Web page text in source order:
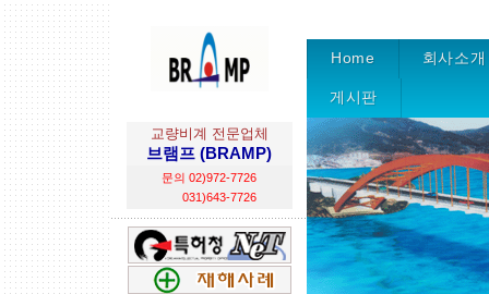
Home 회사소개
게시판
교량비계 전문업체
브램프 (BRAMP)
문의 02)972-7726
031)643-7726